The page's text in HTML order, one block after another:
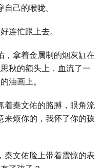
己的喉咙。
连忙跟上去。
，拿着金属制的烟灰缸在
秋的额头上，血流了一
油画上。
着秦文佑的胳膊，眼角流
来烦你的，我怀了你的孩
秦文佑脸上带着震惊的表